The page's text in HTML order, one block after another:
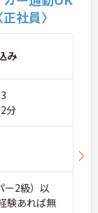
社員〉
み
分
ー2級）以
験あれば無